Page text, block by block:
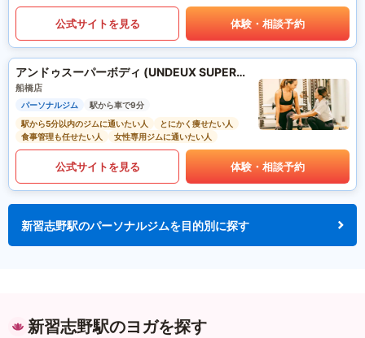
公式サイトを見る 体験・相談予約
アンドゥスーパーボディ (UNDEUX SUPERBODY)
船橋店
パーソナルジム
駅から車で9分
駅から5分以内のジムに通いたい人
とにかく痩せたい人
食事管理も任せたい人
女性専用ジムに通いたい人
公式サイトを見る 体験・相談予約
新習志野駅のパーソナルジムを目的別に探す
新習志野駅のヨガを探す